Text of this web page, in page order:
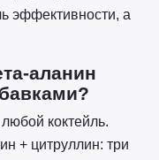
эффективности, а
аланин
коктейль.
+ цитруллин: три